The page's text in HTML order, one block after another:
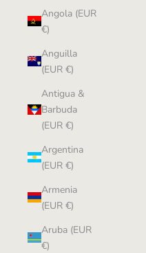
Angola (EUR
€)
Anguilla
(EUR €)
Antigua &
Barbuda
(EUR €)
Argentina
(EUR €)
Armenia
(EUR €)
Aruba (EUR
€)